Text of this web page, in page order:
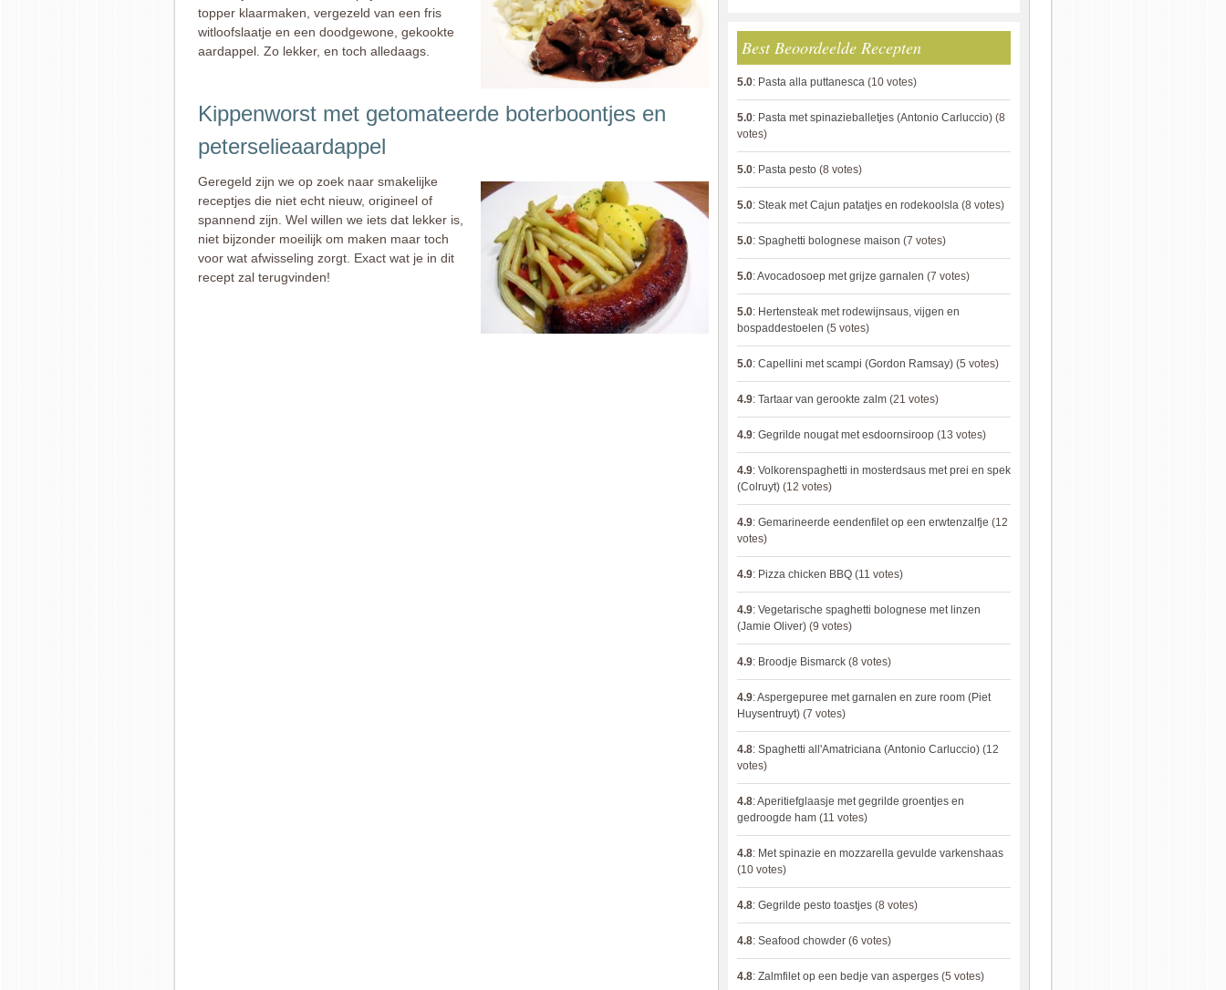
topper klaarmaken, vergezeld van een fris
witloofslaatje en een doodgewone, gekookte
aardappel. Zo lekker, en toch alledaags.
Kippenworst met getomateerde boterboontjes en
peterselieaardappel
Geregeld zijn we op zoek naar smakelijke
receptjes die niet echt nieuw, origineel of
spannend zijn. Wel willen we iets dat lekker is,
niet bijzonder moeilijk om maken maar toch
voor wat afwisseling zorgt. Exact wat je in dit
recept zal terugvinden!
Best Beoordeelde Recepten
5.0: Pasta alla puttanesca (10 votes)
5.0: Pasta met spinazieballetjes (Antonio Carluccio) (8
votes)
5.0: Pasta pesto (8 votes)
5.0: Steak met Cajun patatjes en rodekoolsla (8 votes)
5.0: Spaghetti bolognese maison (7 votes)
5.0:Avocadosoep met grijze garnalen (7 votes)
5.0: Hertensteak met rodewijnsaus, vijgen en
bospaddestoelen (5 votes)
5.0: Capellini met scampi (Gordon Ramsay) (5 votes)
4.9: Tartaar van gerookte zalm (21 votes)
4.9: Gegrilde nougat met esdoornsiroop (13 votes)
4.9: Volkorenspaghetti in mosterdsaus met prei en spek
(Colruyt) (12 votes)
4.9: Gemarineerde eendenfilet op een erwtenzalfje (12
votes)
4.9: Pizza chicken BBQ (11 votes)
4.9: Vegetarische spaghetti bolognese met linzen
(Jamie Oliver) (9 votes)
4.9: Broodje Bismarck (8 votes)
4.9:Aspergepuree met garnalen en zure room (Piet
Huysentruyt) (7 votes)
4.8: Spaghetti all'Amatriciana (Antonio Carluccio) (12
votes)
4.8:Aperitiefglaasje met gegrilde groentjes en
gedroogde ham (11 votes)
4.8: Met spinazie en mozzarella gevulde varkenshaas
(10 votes)
4.8: Gegrilde pesto toastjes (8 votes)
4.8: Seafood chowder (6 votes)
4.8: Zalmfilet op een bedje van asperges (5 votes)